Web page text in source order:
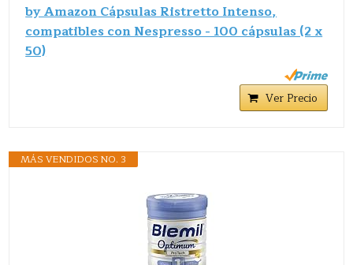
by Amazon Cápsulas Ristretto Intenso,
compatibles con Nespresso - 100 cápsulas (2 x
50)
Ver Precio
MÁS VENDIDOS NO. 3